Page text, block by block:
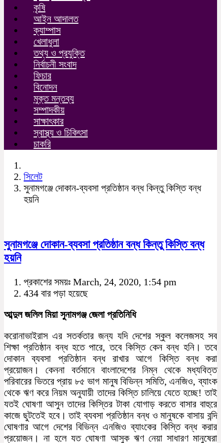
কৃষি
আইন আদালত
ক্যাম্পাস
খেলাধুলা
তথ্য ও প্রযুক্তি
নির্বাচনী সংবাদ
ফিচার
বিনোদন
মুক্ত মন্তব্য
সম্পাদকীয়
সাক্ষাৎকার
স্বাস্থ্য ও চিকিৎসা
চাকরি
সিলেট
সুনামগঞ্জে দোকান-ব্যবসা প্রতিষ্ঠান বন্ধ কিন্তু কিস্তি বন্ধ
হয়নি
সুনামগঞ্জে দোকান-ব্যবসা প্রতিষ্ঠান বন্ধ কিন্তু কিস্তি বন্ধ
হয়নি
প্রকাশের সময়ঃ March, 24, 2020, 1:54 pm
434 বার পড়া হয়েছে
আব্দুল জলিল মিয়া সুনামগঞ্জ জেলা প্রতিনিধি
করোনাভাইরাস এর সতর্কতার জন্য যদি দেশের স্কুল কলেজসহ সব
শিক্ষা প্রতিষ্ঠান বন্ধ হতে পারে, তবে কিস্তি কেন বন্ধ হনি। তবে
দোকান ব্যবসা প্রতিষ্ঠান বন্ধ রাখার আগে কিস্তি বন্ধ করা
প্রয়োজন। কেননা বর্তমানে বাংলাদেশের নিম্ন থেকে মধ্যবিত্ত
পরিবারের ভিতরে প্রায় ৮৫ ভাগ মানুষ বিভিন্ন সমিতি, এনজিও, ব্যাংক
থেকে ঋণ করে নিয়ম অনুযায়ী তাদের কিস্তি চালিয়ে যেতে হচ্ছে! তাই
যতই ঘোষণা আসুন তাদের কিস্তির টাকা যোগাড় করতে বাসার বাহুরে
কাজে ছুটতেই হবে। তাই ব্যবসা প্রতিষ্ঠান বন্ধ ও মানুষকে বাসায় বন্দি
ঘোষণার আগে দেশের বিভিন্ন এনজিও ব্যাংকের কিস্তি বন্ধ করার
প্রয়োজন। না হলে যত ঘোষণা আসুক ঋণ নেয়া সাধারণ মানুষেরা